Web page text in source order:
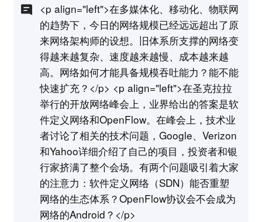
<p align="left">在多媒体化、移动化、物联网
的趋势下，今日的网络规模已经远远超出了原
来网络架构师的设想。旧体系所支撑的网络变
得越来越复杂、速度越来越慢、成本越来越
高。网络如何才能具备规模吞吐能力？能不能
快速扩充？</p> <p align="left">在圣克拉拉
举行的开放网络峰会上，业界给出的答案是软
件定义网络和OpenFlow。在峰会上，技术业
者讨论了相关的技术问题，Google、Verizon
和Yahoo详细介绍了自己的项目，投资者和银
行家挤满了整个会场。有两个问题吸引着大家
的注意力：软件定义网络（SDN）能否重塑
网络的生态体系？OpenFlow协议会不会成为
网络的Android？</p>